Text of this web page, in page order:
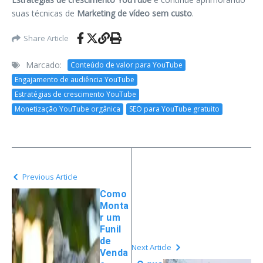
suas técnicas de Marketing de vídeo sem custo.
Share Article
Marcado:
Conteúdo de valor para YouTube
Engajamento de audiência YouTube
Estratégias de crescimento YouTube
Monetização YouTube orgânica
SEO para YouTube gratuito
Previous Article
Como
Monta
r um
Funil
de
Venda Next Article